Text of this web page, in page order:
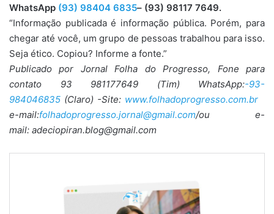
WhatsApp (93) 98404 6835– (93) 98117 7649.
“Informação publicada é informação pública. Porém, para
chegar até você, um grupo de pessoas trabalhou para isso.
Seja ético. Copiou? Informe a fonte.”
Publicado por Jornal Folha do Progresso, Fone para
contato 93 981177649 (Tim) WhatsApp:-93-
984046835 (Claro) -Site: www.folhadoprogresso.com.br
e-mail:folhadoprogresso.jornal@gmail.com/ou e-
mail: adeciopiran.blog@gmail.com